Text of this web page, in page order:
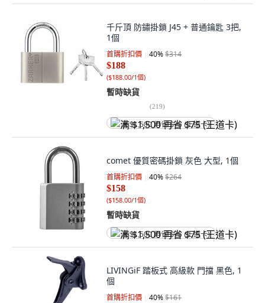
千斤頂 防鏽掛鎖 J45 + 普通鑰匙 3把,
1個
首購折扣價 40%$314
$188
($188.00/1個)
暫時缺貨
(219)
满 $1,500 再省 $75 (王道卡)
comet 優質密碼掛鎖 灰色 大型, 1個
首購折扣價 40%$264
$158
($158.00/1個)
暫時缺貨
满 $1,500 再省 $75 (王道卡)
LIVINGiF 踏板式 高級款 門擋 黑色, 1
個
首購折扣價 40%$161